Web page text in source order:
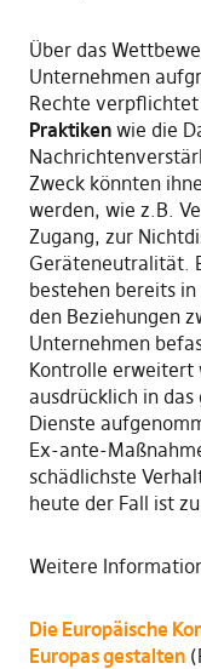
Über das
Unternehmen
Rechte
Praktikenwie die
Zweck könnten
werden, wie z.B.
Zugang, zur
Geräteneutralität.
bestehen bereits
den Beziehungen
Unternehmen
Kontrolle erweitert
ausdrücklich in
Dienste
Ex-ante-
schädlichste
heute der Fall ist
Weitere
Die Europäische
Europas gestalten